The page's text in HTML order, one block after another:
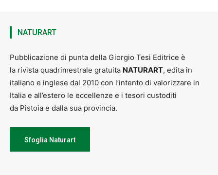
NATURART
Pubblicazione di punta della Giorgio Tesi Editrice è
la rivista quadrimestrale gratuita NATURART, edita in
italiano e inglese dal 2010 con l’intento di valorizzare in
Italia e all’estero le eccellenze e i tesori custoditi
da Pistoia e dalla sua provincia.
Sfoglia Naturart